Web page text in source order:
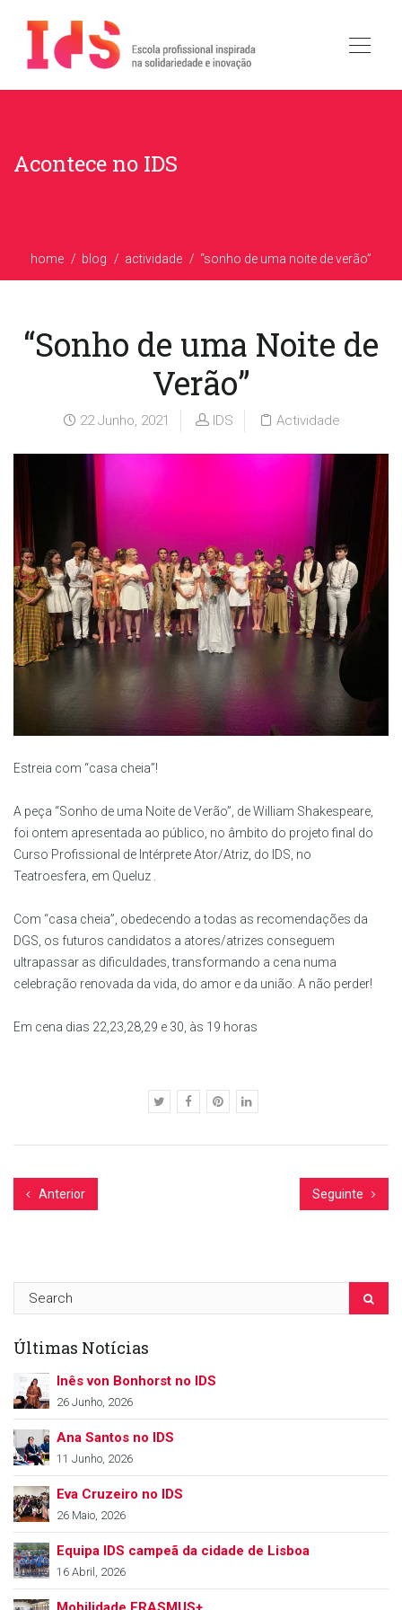
Acontece no IDS
home blog actividade “sonho de uma noite de verão”
“Sonho de uma Noite de
Verão”
22 Junho, 2021 IDS Actividade
Estreia com “casa cheia”!
A peça “Sonho de uma Noite de Verão”, de William Shakespeare,
foi ontem apresentada ao público, no âmbito do projeto final do
Curso Profissional de Intérprete Ator/Atriz, do IDS, no
Teatroesfera, em Queluz .
Com “casa cheia”, obedecendo a todas as recomendações da
DGS, os futuros candidatos a atores/atrizes conseguem
ultrapassar as dificuldades, transformando a cena numa
celebração renovada da vida, do amor e da união. A não perder!
Em cena dias 22,23,28,29 e 30, às 19 horas
Anterior Seguinte
Últimas Notícias
Inês von Bonhorst no IDS
26 Junho, 2026
Ana Santos no IDS
11 Junho, 2026
Eva Cruzeiro no IDS
26 Maio, 2026
Equipa IDS campeã da cidade de Lisboa
16 Abril, 2026